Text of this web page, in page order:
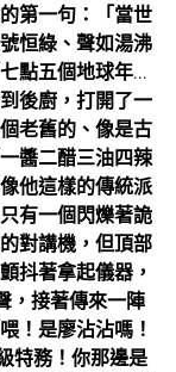
第一句：「當世
恒綠、聲如湯沸
點五個地球年…
後廚，打開了一
老舊的、像是古
醬二醋三油四辣
他這樣的傳統派
有一個閃爍著詭
對講機，但頂部
抖著拿起儀器，
，接著傳來一陣
！是廖沾沾嗎！
特務！你那邊是